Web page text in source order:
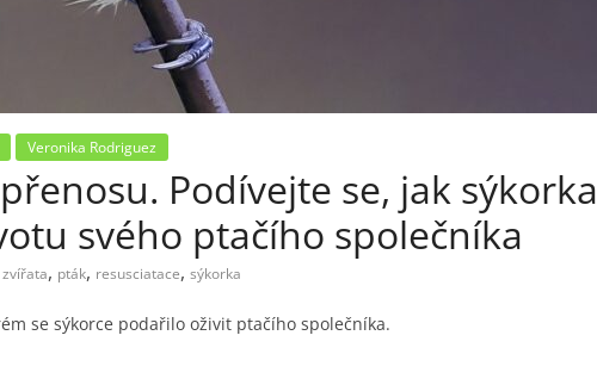
Veronika Rodriguez
Podívejte se, jak sýkorka
svého ptačího společníka
, pták, resusciatace, sýkorka
se sýkorce podařilo oživit ptačího společníka.